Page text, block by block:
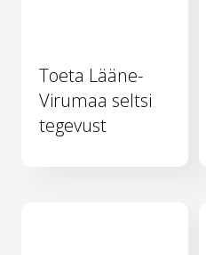
Toeta Lääne-
Virumaa seltsi
tegevust